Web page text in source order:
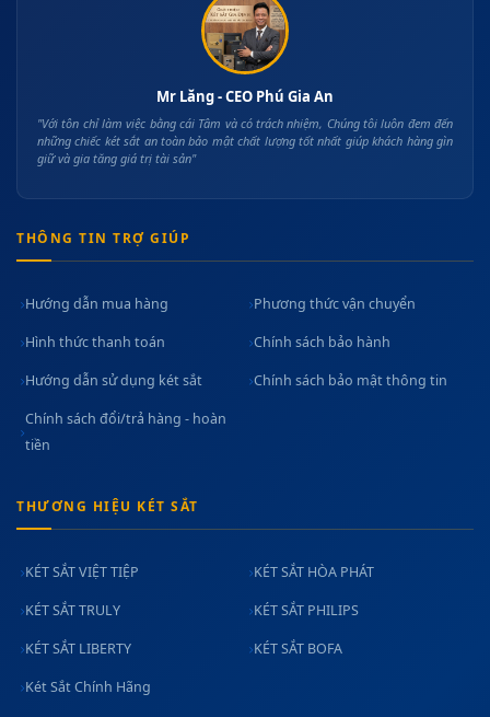
Mr Lăng - CEO Phú Gia An
"Với tôn chỉ làm việc bằng cái Tâm và có trách nhiệm, Chúng tôi luôn đem đến
những chiếc két sắt an toàn bảo mật chất lượng tốt nhất giúp khách hàng gìn
giữ và gia tăng giá trị tài sản"
THÔNG TIN TRỢ GIÚP
Hướng dẫn mua hàng Phương thức vận chuyển
Hình thức thanh toán Chính sách bảo hành
Hướng dẫn sử dụng két sắt Chính sách bảo mật thông tin
Chính sách đổi/trả hàng - hoàn
tiền
THƯƠNG HIỆU KÉT SẮT
KÉT SẮT VIỆT TIỆP KÉT SẮT HÒA PHÁT
KÉT SẮT TRULY KÉT SẮT PHILIPS
KÉT SẮT LIBERTY KÉT SẮT BOFA
Két Sắt Chính Hãng